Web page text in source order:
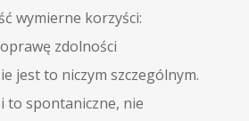
wymierne korzyści:
zdolności
jest to niczym szczególnym.
to spontaniczne, nie